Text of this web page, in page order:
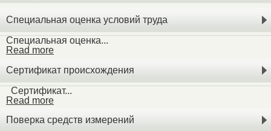
Специальная оценка условий труда
Специальная оценка...
Read more
Сертификат происхождения
Сертификат...
Read more
Поверка средств измерений